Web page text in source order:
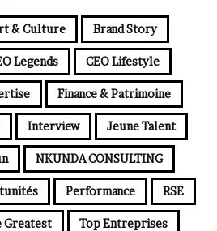
& Culture Brand Story
Legends CEO Lifestyle
Finance & Patrimoine
Interview Jeune Talent
NKUNDA CONSULTING
Performance RSE
Greatest Top Entreprises